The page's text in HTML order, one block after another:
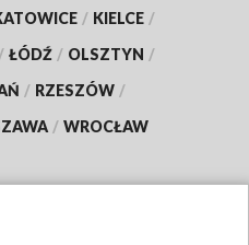
/ KIELCE /
/ ŁÓDŹ / OLSZTYN /
/ RZESZÓW /
/ WROCŁAW